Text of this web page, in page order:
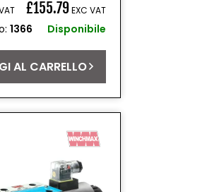
£155.79EXC VAT
1366 Disponibile
AL CARRELLO